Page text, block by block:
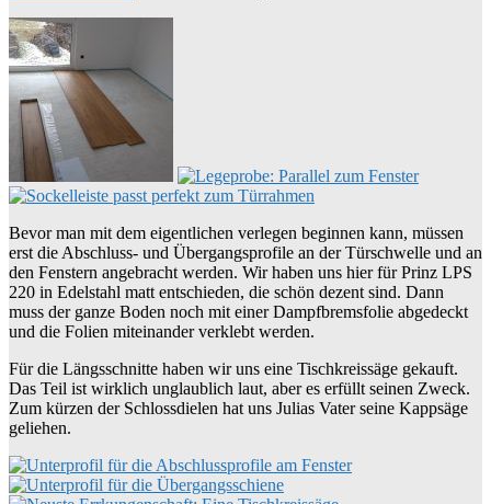
Bevor man mit dem eigentlichen verlegen beginnen kann, müssen
erst die Abschluss- und Übergangsprofile an der Türschwelle und an
den Fenstern angebracht werden. Wir haben uns hier für Prinz LPS
220 in Edelstahl matt entschieden, die schön dezent sind. Dann
muss der ganze Boden noch mit einer Dampfbremsfolie abgedeckt
und die Folien miteinander verklebt werden.
Für die Längsschnitte haben wir uns eine Tischkreissäge gekauft.
Das Teil ist wirklich unglaublich laut, aber es erfüllt seinen Zweck.
Zum kürzen der Schlossdielen hat uns Julias Vater seine Kappsäge
geliehen.